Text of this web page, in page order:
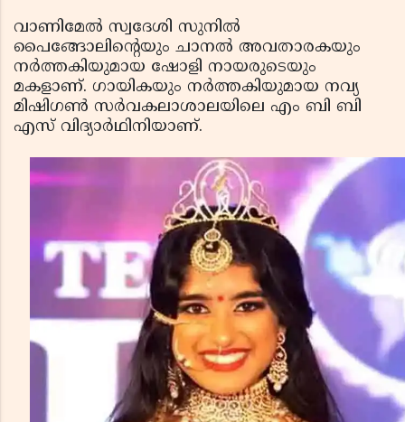
വാണിമേല്‍ സ്വദേശി സുനില്‍
പൈങ്ങോലിന്റെയും ചാനല്‍ അവതാരകയും
നര്‍ത്തകിയുമായ ഷോളി നായരുടെയും
മകളാണ്. ഗായികയും നര്‍ത്തകിയുമായ നവ്യ
മിഷിഗണ്‍ സര്‍വകലാശാലയിലെ എം ബി ബി
എസ് വിദ്യാര്‍ഥിനിയാണ്.